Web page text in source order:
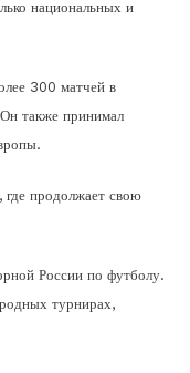
национальных и
300 матчей в
также принимал
, где продолжает свою
России по футболу.
турнирах,